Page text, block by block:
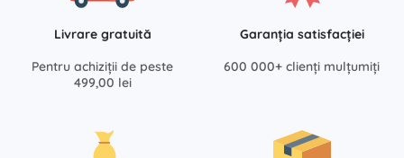
Livrare gratuită
Pentru achiziții de peste
499,00 lei
Garanția satisfacției
600 000+ clienți mulțumiți